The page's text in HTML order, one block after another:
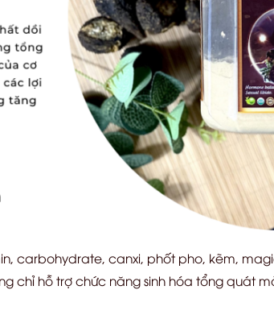
carbohydrate, canxi, phốt pho, kẽm,
chỉ hỗ trợ chức năng sinh hóa tổng quát